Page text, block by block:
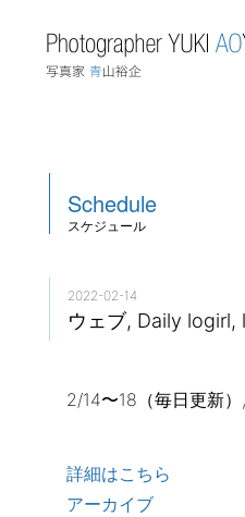
Schedule
スケジュール
2022-02-14
ウェブ, Daily logirl,
2/14〜18（毎日更新
詳細はこちら
アーカイブ